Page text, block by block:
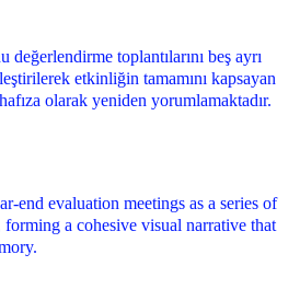
toplantılarını beş ayrı
etkinliğin tamamını kapsayan
olarak yeniden yorumlamaktadır.
end evaluation meetings as a series of
a cohesive visual narrative that